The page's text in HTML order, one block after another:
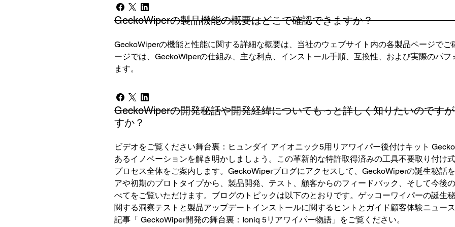
GeckoWiperの製品機能の概要はどこで確認できますか？
GeckoWiperの機能と性能に関する詳細な概要は、当社のウェブサイト内の各製品ページで
ージでは、GeckoWiperの仕組み、主な利点、インストール手順、互換性、および実際のパ
ます。
GeckoWiperの開発秘話や開発経緯についてもっと詳しく知りたいのです
すか？
ビデオをご覧ください舞台裏：ヒュンダイ アイオニック5用リアワイパー後付けキット
あるイノベーションを解き明かしましょう。この革新的な特許取得済みの工具不要取り付け
プロセス全体をご案内します。GeckoWiperブログにアクセスして、GeckoWiperの誕生秘話
アや初期のプロトタイプから、製品開発、テスト、顧客からのフィードバック、そして今後
べてをご覧いただけます。ブログのトピックは以下のとおりです。ゲッコーワイパーの誕生
関する洞察テストと製品アップデートインストールに関するヒントとガイド顧客体験ニュー
記事「 GeckoWiper開発の舞台裏：Ioniq 5リアワイパー物語」をご覧ください。